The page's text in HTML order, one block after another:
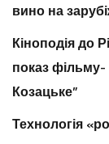
вино на
Кіноподія до
показ фільму-
Козацьке”
Технологія